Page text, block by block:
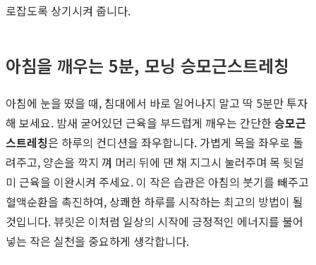
로잡도록 상기시켜 줍니다.
아침을 깨우는 5분, 모닝 승모근스트레칭
아침에 눈을 떴을 때, 침대에서 바로 일어나지 말고 딱 5분만 투자
해 보세요. 밤새 굳어있던 근육을 부드럽게 깨우는 간단한승모근
스트레칭은 하루의 컨디션을 좌우합니다. 가볍게 목을 좌우로 돌
려주고, 양손을 깍지 껴 머리 뒤에 댄 채 지그시 눌러주며 목 뒷덜
미 근육을 이완시켜 주세요. 이 작은 습관은 아침의 붓기를 빼주고
혈액순환을 촉진하여, 상쾌한 하루를 시작하는 최고의 방법이 될
것입니다. 뷰릿은 이처럼 일상의 시작에 긍정적인 에너지를 불어
넣는 작은 실천을 중요하게 생각합니다.